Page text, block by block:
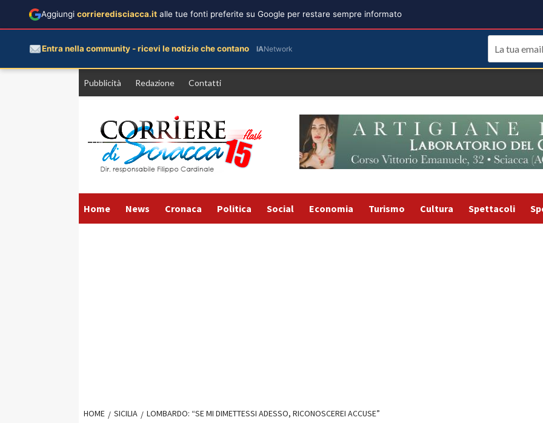
Pubblicità Redazione Contatti
Home News Cronaca Politica Social Economia Turismo Cultura Spettacoli
HOME SICILIA LOMBARDO: “SE MI DIMETTESSI ADESSO, RICONOSCEREI ACCUSE”
Aggiungi corrieredisciacca.it alle tue fonti preferite su Google per restare sempre informato
Entra nella community - ricevi le notizie che contano IANetwork